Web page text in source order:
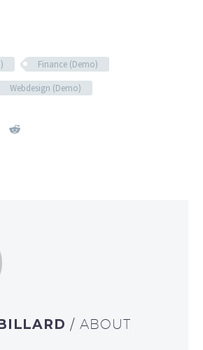
Finance (Demo)
Webdesign (Demo)
/ ABOUT